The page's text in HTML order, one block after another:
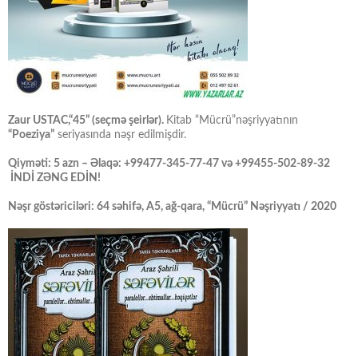
Zaur USTAC,“45” (seçmə şeirlər). Kitab “Mücrü”nəşriyyatının
“Poeziya” seriyasında nəşr edilmişdir.
Qiyməti: 5 azn – Əlaqə: +99477-345-77-47 və +99455-502-89-32
İNDİ ZƏNG EDİN!
Nəşr göstəriciləri: 64 səhifə, A5, ağ-qara, “Mücrü” Nəşriyyatı / 2020